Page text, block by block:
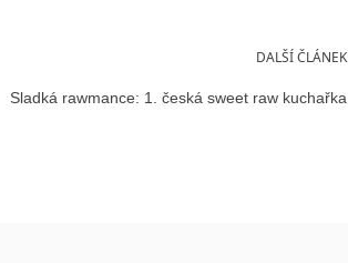
DALŠÍ ČLÁNEK
Sladká rawmance: 1. česká sweet raw kuchařka